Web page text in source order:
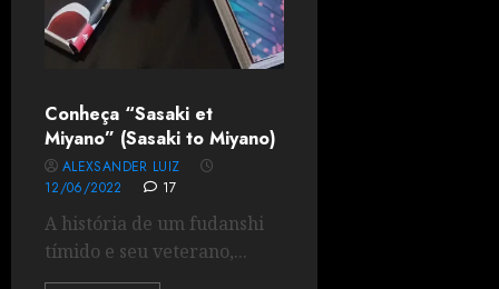
Conheça “Sasaki et
Miyano” (Sasaki to Miyano)
ALEXSANDER LUIZ
12/06/2022
17
A história de um fudanshi
tímido e seu veterano,...